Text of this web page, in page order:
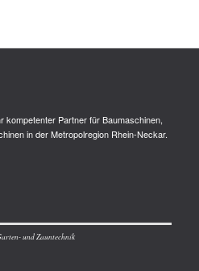
kompetenter Partner für Baumaschinen,
in der Metropolregion Rhein-Neckar.
und Zauntechnik